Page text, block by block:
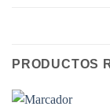
PRODUCTOS